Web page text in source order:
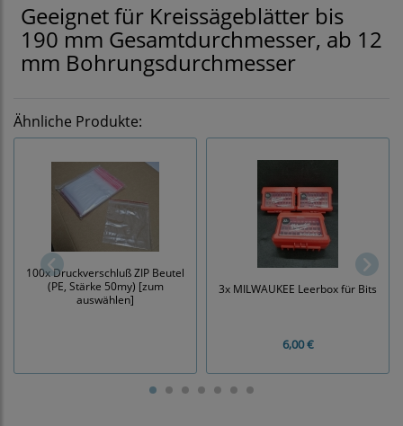
Geeignet für Kreissägeblätter bis
190 mm Gesamtdurchmesser, ab 12
mm Bohrungsdurchmesser
Ähnliche Produkte:
100x Druckverschluß ZIP Beutel
(PE, Stärke 50my) [zum
auswählen]
3x MILWAUKEE Leerbox für Bits
6,00 €